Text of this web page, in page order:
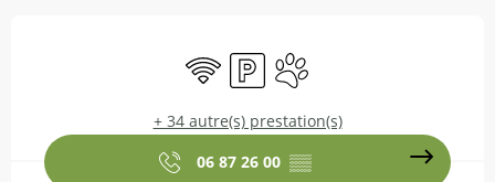
WiFi ParkingAnimaux acceptés
+ 34 autre(s) prestation(s)
06 87 26 00 ▒▒